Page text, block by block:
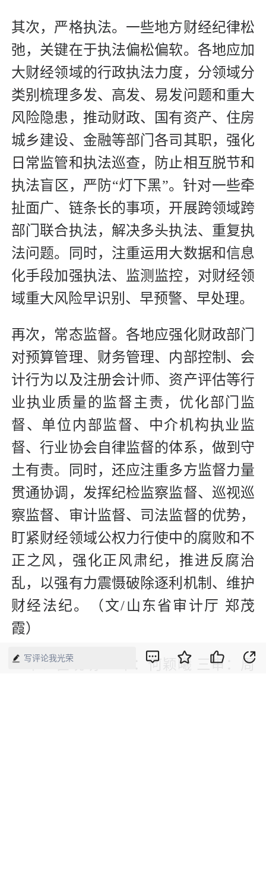
其次，严格执法。一些地方财经纪律松
弛，关键在于执法偏松偏软。各地应加
大财经领域的行政执法力度，分领域分
类别梳理多发、高发、易发问题和重大
风险隐患，推动财政、国有资产、住房
城乡建设、金融等部门各司其职，强化
日常监管和执法巡查，防止相互脱节和
执法盲区，严防“灯下黑”。针对一些牵
扯面广、链条长的事项，开展跨领域跨
部门联合执法，解决多头执法、重复执
法问题。同时，注重运用大数据和信息
化手段加强执法、监测监控，对财经领
域重大风险早识别、早预警、早处理。
再次，常态监督。各地应强化财政部门
对预算管理、财务管理、内部控制、会
计行为以及注册会计师、资产评估等行
业执业质量的监督主责，优化部门监
督、单位内部监督、中介机构执业监
督、行业协会自律监督的体系，做到守
土有责。同时，还应注重多方监督力量
贯通协调，发挥纪检监察监督、巡视巡
察监督、审计监督、司法监督的优势，
盯紧财经领域公权力行使中的腐败和不
正之风，强化正风肃纪，推进反腐治
乱，以强有力震慑破除逐利机制、维护
财经法纪。（文/山东省审计厅 郑茂
霞）
一审：崔晓萌 二审：何颖曦 三审：周
写评论我光荣